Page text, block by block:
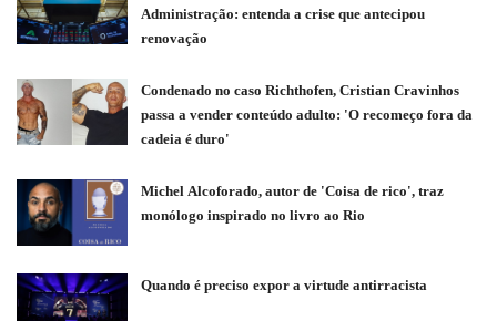
Administração: entenda a crise que antecipou
renovação
Condenado no caso Richthofen, Cristian Cravinhos
passa a vender conteúdo adulto: 'O recomeço fora da
cadeia é duro'
Michel Alcoforado, autor de 'Coisa de rico', traz
monólogo inspirado no livro ao Rio
Quando é preciso expor a virtude antirracista